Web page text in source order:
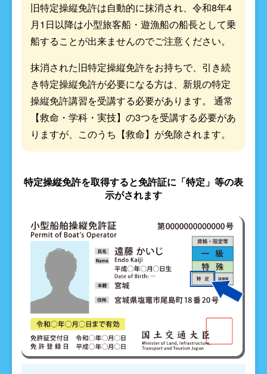
旧特定操縦免許は自動的に抹消され、令和8年4
月1日以降は小型旅客船・遊漁船の船長として乗
船することが出来ませんのでご注意ください。
抹消された旧特定操縦免許をお持ちで、引き続
き特定操縦免許が必要になる方は、新規の特定
操縦免許講習を受講する必要があります。 通常
【救命・学科・実技】の3つを受講する必要があ
りますが、このうち【救命】が免除されます。
特定操縦免許を取得すると免許証に「特定」等の表
示がされます